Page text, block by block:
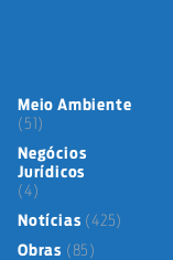
Meio Ambiente
(51)
Negócios
Jurídicos
(4)
Notícias (425)
Obras (85)